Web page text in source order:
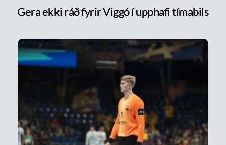
Gera ekki ráð fyrir Viggó í upphafi tímabils